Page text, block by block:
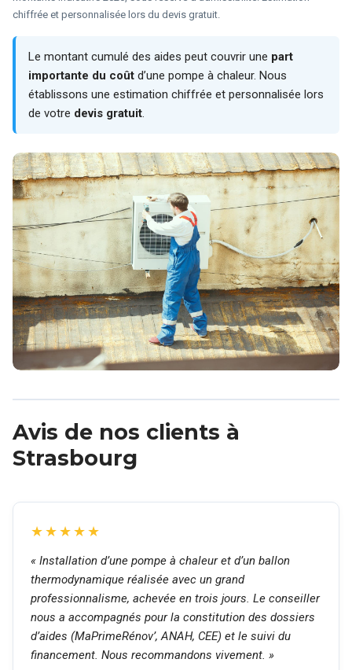
chiffrée et personnalisée lors du devis gratuit.
Le montant cumulé des aides peut couvrir une part
importante du coût d’une pompe à chaleur. Nous
établissons une estimation chiffrée et personnalisée lors
de votre devis gratuit.
Avis de nos clients à
Strasbourg
★★★★★
« Installation d’une pompe à chaleur et d’un ballon
thermodynamique réalisée avec un grand
professionnalisme, achevée en trois jours. Le conseiller
nous a accompagnés pour la constitution des dossiers
d’aides (MaPrimeRénov’, ANAH, CEE) et le suivi du
financement. Nous recommandons vivement. »